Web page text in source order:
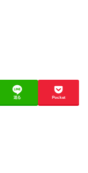
送る Pocket